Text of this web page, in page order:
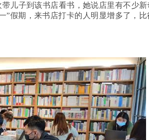
儿子到该书店看书，她说店里有不少新
”假期，来书店打卡的人明显增多了，比